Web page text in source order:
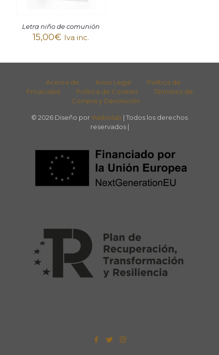
Letra niño de comunión
15,00€ Iva inc.
Acerca de Aviso Legal
Política de
Privacidad
Política de Cookies
Términos de
Compra y Devolución
© 2026 Diseño por Webinlab | Todos los derechos
reservados |